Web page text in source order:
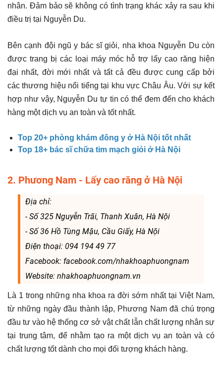
nhân. Đảm bảo sẽ không có tình trạng khác xảy ra sau khi
điều trị tại Nguyễn Du.
Bên cạnh đội ngũ y bác sĩ giỏi, nha khoa Nguyễn Du còn
được trang bị các loại máy móc hỗ trợ lấy cao răng hiện
đại nhất, đời mới nhất và tất cả đều được cung cấp bởi
các thương hiệu nổi tiếng tại khu vực Châu Âu. Với sự kết
hợp như vậy, Nguyễn Du tự tin có thể đem đến cho khách
hàng một dịch vụ an toàn và tốt nhất.
Top 20+ phòng khám đông y ở Hà Nội tốt nhất
Top 18+ bác sĩ chữa tim mạch giỏi ở Hà Nội
2. Phương Nam - Lấy cao răng ở Hà Nội
Địa chỉ:
- Số 325 Nguyễn Trãi, Thanh Xuân, Hà Nội
- Số 36 Hồ Tùng Mậu, Cầu Giấy, Hà Nội
Điện thoại: 094 194 49 77
Facebook: facebook.com/nhakhoaphuongnam
Website: nhakhoaphuongnam.vn
Là 1 trong những nha khoa ra đời sớm nhất tại Việt Nam,
từ những ngày đầu thành lập, Phương Nam đã chú trọng
đầu tư vào hệ thống cơ sở vật chất lẫn chất lượng nhân sự
tại trung tâm, để nhằm tạo ra một dịch vụ an toàn và có
chất lượng tốt dành cho mọi đối tượng khách hàng.